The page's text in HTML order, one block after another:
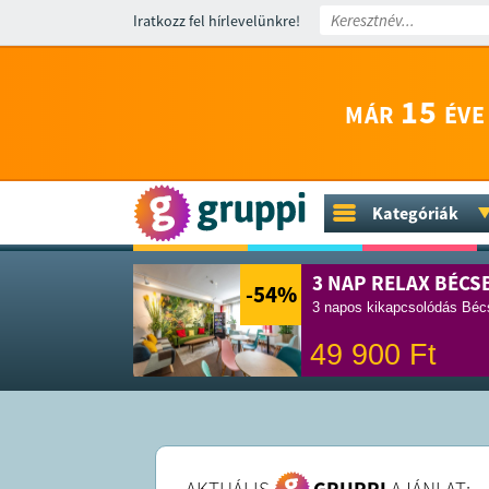
Iratkozz fel hírlevelünkre!
MÁR 15
Kategóriák
-54% 3 NAP RELAX
3 napos kikapcsolódás
49 900 Ft